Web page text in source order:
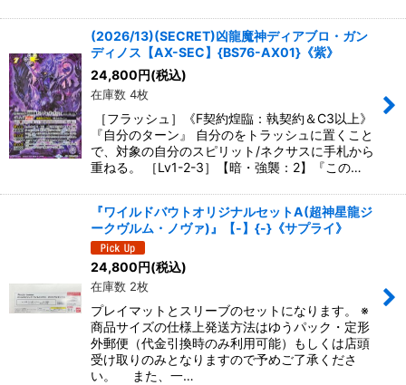
(2026/13)(SECRET)凶龍魔神ディアブロ・ガン
ディノス【AX-SEC】{BS76-AX01}《紫》
24,800円(税込)
在庫数 4枚
［フラッシュ］《F契約煌臨：執契約＆C3以上》
『自分のターン』 自分のをトラッシュに置くこと
で、対象の自分のスピリット/ネクサスに手札から
重ねる。 ［Lv1-2-3］【暗・強襲：2】『この…
『ワイルドバウトオリジナルセットA(超神星龍ジ
ークヴルム・ノヴァ)』【-】{-}《サプライ》
24,800円(税込)
在庫数 2枚
プレイマットとスリーブのセットになります。 ※
商品サイズの仕様上発送方法はゆうパック・定形
外郵便（代金引換時のみ利用可能）もしくは店頭
受け取りのみとなりますので予めご了承くださ
い。 また、一…